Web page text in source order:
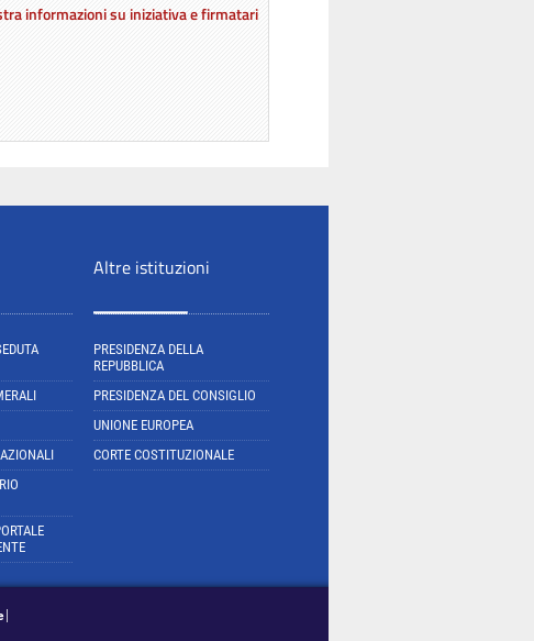
informazioni su iniziativa e firmatari
Altre istituzioni
PRESIDENZA DELLA
REPUBBLICA
PRESIDENZA DEL CONSIGLIO
UNIONE EUROPEA
CORTE COSTITUZIONALE